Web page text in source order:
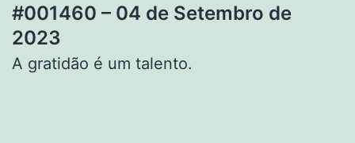
#001460 – 04 de Setembro de
2023
A gratidão é um talento.